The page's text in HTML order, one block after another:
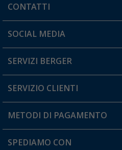
CONTATTI
Orari di apertura del servizio:
Hai una domanda?
SOCIAL MEDIA
SERVIZI BERGER
Diventare rivenditori
Il mio Account
SERVIZIO CLIENTI
Informazioni sulla spedizione
Resi
METODI DI PAGAMENTO
SPEDIAMO CON